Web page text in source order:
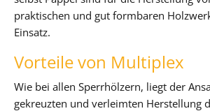
praktischen und gut formbaren
Einsatz.
Vorteile von Multiplex
Wie bei allen Sperrhölzern, liegt der
gekreuzten und verleimten Herstellung